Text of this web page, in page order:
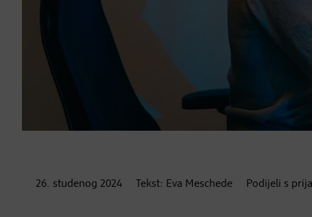
26. studenog 2024 Tekst: Eva Meschede Podijeli s